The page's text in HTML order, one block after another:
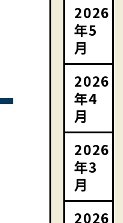
2026
年5
月
2026
年4
月
2026
年3
月
2026